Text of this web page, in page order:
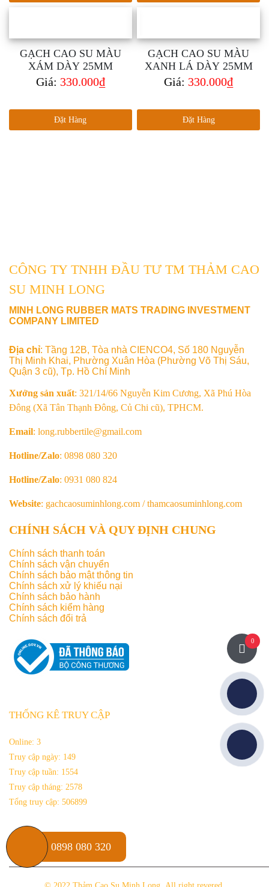
GẠCH CAO SU MÀU
XÁM DÀY 25MM
Giá: 330.000₫
Đặt Hàng
GẠCH CAO SU MÀU
XANH LÁ DÀY 25MM
Giá: 330.000₫
Đặt Hàng
CÔNG TY TNHH ĐẦU TƯ TM THẢM CAO
SU MINH LONG
MINH LONG RUBBER MATS TRADING INVESTMENT
COMPANY LIMITED
Địa chỉ: Tầng 12B, Tòa nhà CIENCO4, Số 180 Nguyễn
Thị Minh Khai, Phường Xuân Hòa (Phường Võ Thị Sáu,
Quận 3 cũ), Tp. Hồ Chí Minh
Xưởng sản xuất: 321/14/66 Nguyễn Kim Cương, Xã Phú Hòa
Đông (Xã Tân Thạnh Đông, Củ Chi cũ), TPHCM.
Email: long.rubbertile@gmail.com
Hotline/Zalo: 0898 080 320
Hotline/Zalo: 0931 080 824
Website: gachcaosuminhlong.com / thamcaosuminhlong.com
CHÍNH SÁCH VÀ QUY ĐỊNH CHUNG
Chính sách thanh toán
Chính sách vận chuyển
Chính sách bảo mật thông tin
Chính sách xử lý khiếu nại
Chính sách bảo hành
Chính sách kiểm hàng
Chính sách đổi trả
THỐNG KÊ TRUY CẬP
Online: 3
Truy cập ngày: 149
Truy cập tuần: 1554
Truy cập tháng: 2578
Tổng truy cập: 506899
0
0898 080 320